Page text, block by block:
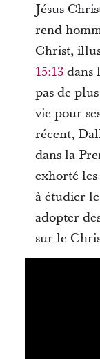
Jésus-
rend
Christ,
15:13dans
pas de
vie pour
récent,
dans la
exhorté les
à étudier
adopter
sur le